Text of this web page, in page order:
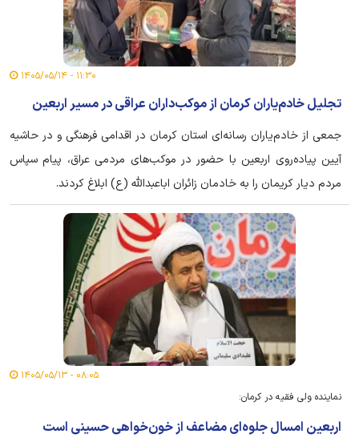
۱۱:۳۰ - ۱۴۰۵/۰۵/۱۴
تجلیل خادم‌یاران کرمان از موکب‌داران عراقی در مسیر اربعین
جمعی از خادم‌یاران رسانه‌ای استان کرمان در اقدامی فرهنگی و در حاشیه
آیین پیاده‌روی اربعین با حضور در موکب‌های مردمی عراق، پیام سپاس
مردم دیار کریمان را به خادمان زائران اباعبدالله (ع) ابلاغ کردند.
۰۸:۰۵ - ۱۴۰۵/۰۵/۱۳
نماینده ولی فقیه در کرمان:
اربعین امسال جلوه‌ای مضاعف از خون‌خواهی حسینی است